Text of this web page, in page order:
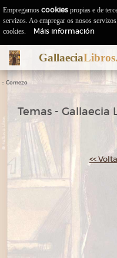
Gallaecia
:: Comezo
Temas - Gallaecia
<<
Empregamos cookies propias e de
servizos. Ao empregar os nosos
cookies.
Máis información